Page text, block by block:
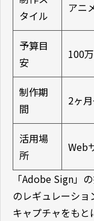
タイル
アニ
予算目
安
100
制作期
間
2ヶ
活用場
所
Web
「Adobe Sign」
のレギュレーシ
キャプチャをも